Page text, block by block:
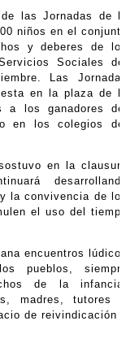
las Jornadas de
niños en el
y deberes de
Sociales
Las
en la plaza de
a los ganadores
en los colegios
en la
la convivencia de
el uso del
encuentros
pueblos,
de la
madres, tutores
de reivindicación